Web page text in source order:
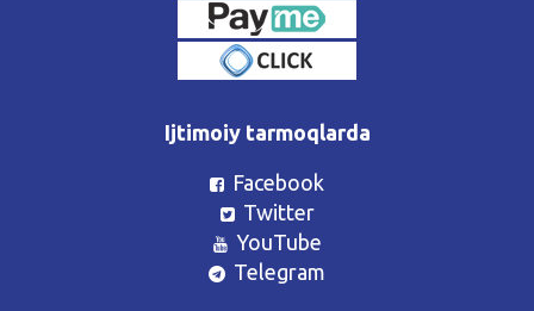
Ijtimoiy tarmoqlarda
Facebook
Twitter
YouTube
Telegram